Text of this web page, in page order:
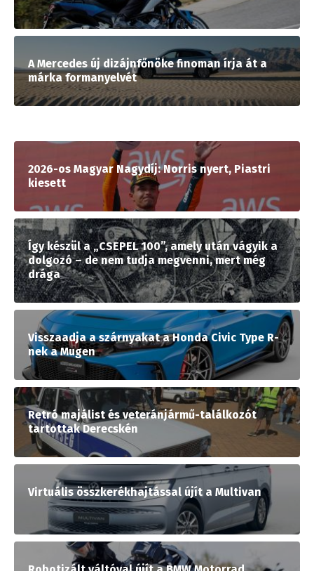
A Mercedes új dizájnfőnöke finoman írja át a
márka formanyelvét
2026-os Magyar Nagydíj: Norris nyert, Piastri
kiesett
Így készül a „CSEPEL 100”, amely után vágyik a
dolgozó – de nem tudja megvenni, mert még
drága
Visszaadja a szárnyakat a Honda Civic Type R-
nek a Mugen
Retró majálist és veteránjármű-találkozót
tartottak Derecskén
Virtuális összkerékhajtással újít a Multivan